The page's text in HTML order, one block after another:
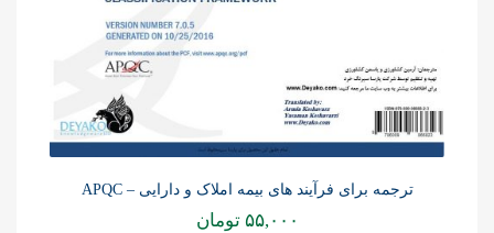
ترجمه برای فرآیند های بیمه املاک و دارایی – APQC
۵۵,۰۰۰ تومان